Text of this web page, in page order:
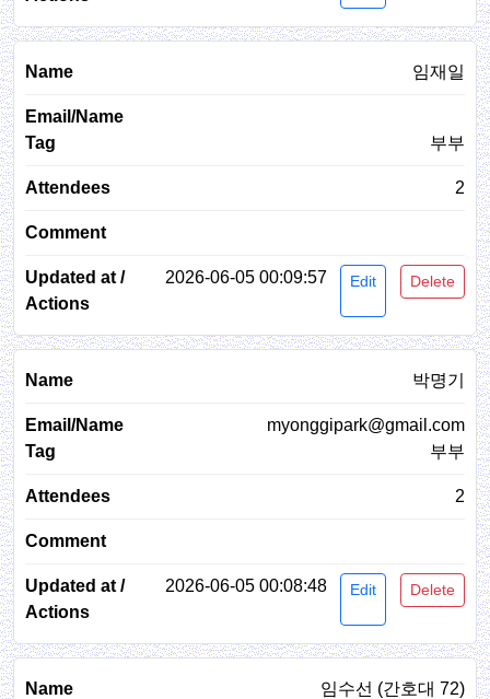
임재일
부부
2
2026-06-05 00:09:57 Edit Delete
박명기
myonggipark@gmail.com
부부
2
2026-06-05 00:08:48 Edit Delete
임수선 (간호대 72)